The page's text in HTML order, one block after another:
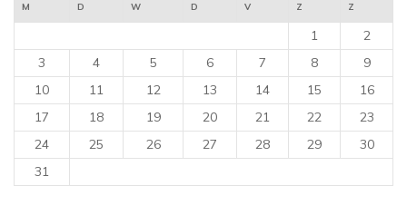
M D W D V Z Z
1
2
3
4 5 6 7 8
9
10
11 12 13 14 15
16
17
18 19 20 21 22
23
24
25 26 27 28 29
30
31